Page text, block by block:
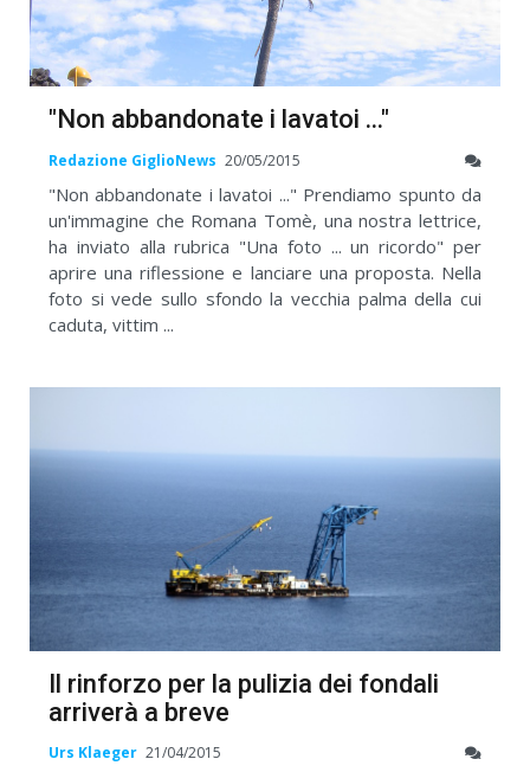
"Non abbandonate i lavatoi ..."
Redazione GiglioNews 20/05/2015
"Non abbandonate i lavatoi ..." Prendiamo spunto da
un'immagine che Romana Tomè, una nostra lettrice,
ha inviato alla rubrica "Una foto ... un ricordo" per
aprire una riflessione e lanciare una proposta. Nella
foto si vede sullo sfondo la vecchia palma della cui
caduta, vittim ...
Il rinforzo per la pulizia dei fondali
arriverà a breve
Urs Klaeger 21/04/2015